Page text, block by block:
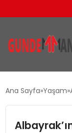
Ana Sayfa Yaşam